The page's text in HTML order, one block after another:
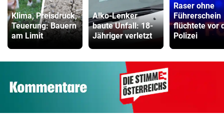
Klima, Preisdruck,
Teuerung: Bauern
am Limit
Alko-Lenker
baute Unfall: 18-
Jähriger verletzt
Raser ohne
Führerschein
flüchtete vor
Polizei